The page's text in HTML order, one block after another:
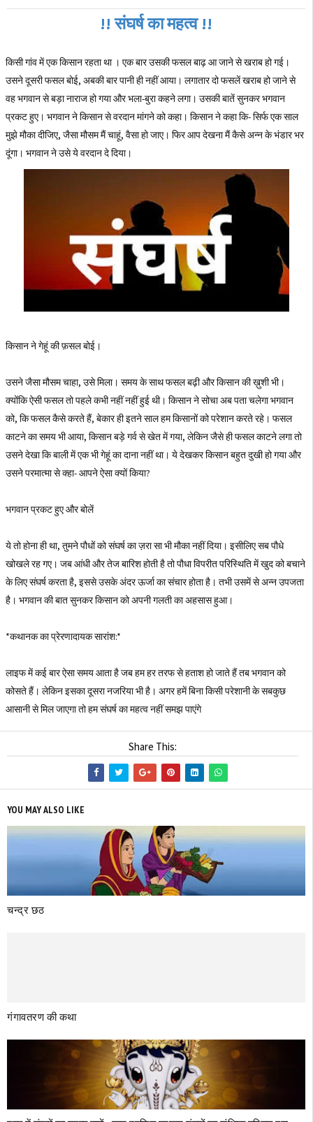
!! संघर्ष का महत्व !!
किसी गांव में एक किसान रहता था । एक बार उसकी फसल बाढ़ आ जाने से खराब हो गई।
उसने दूसरी फसल बोई, अबकी बार पानी ही नहीं आया। लगातार दो फसलें खराब हो जाने से
वह भगवान से बड़ा नाराज हो गया और भला-बुरा कहने लगा। उसकी बातें सुनकर भगवान
प्रकट हुए। भगवान ने किसान से वरदान मांगने को कहा। किसान ने कहा कि- सिर्फ एक साल
मुझे मौका दीजिए, जैसा मौसम मैं चाहूं, वैसा हो जाए। फिर आप देखना मैं कैसे अन्न के भंडार भर
दूंगा। भगवान ने उसे ये वरदान दे दिया।
किसान ने गेहूं की फ़सल बोई।
उसने जैसा मौसम चाहा, उसे मिला। समय के साथ फसल बढ़ी और किसान की ख़ुशी भी।
क्योंकि ऐसी फसल तो पहले कभी नहीं नहीं हुई थी। किसान ने सोचा अब पता चलेगा भगवान
को, कि फसल कैसे करते हैं, बेकार ही इतने साल हम किसानों को परेशान करते रहे। फसल
काटने का समय भी आया, किसान बड़े गर्व से खेत में गया, लेकिन जैसे ही फसल काटने लगा तो
उसने देखा कि बाली में एक भी गेहूं का दाना नहीं था। ये देखकर किसान बहुत दुखी हो गया और
उसने परमात्मा से क्हा- आपने ऐसा क्यों किया?
भगवान प्रकट हुए और बोलें
ये तो होना ही था, तुमने पौधों को संघर्ष का ज़रा सा भी मौका नहीं दिया। इसीलिए सब पौधे
खोखले रह गए। जब आंधी और तेज बारिश होती है तो पौधा विपरीत परिस्थिति में खुद को बचाने
के लिए संघर्ष करता है, इससे उसके अंदर ऊर्जा का संचार होता है। तभी उसमें से अन्न उपजता
है। भगवान की बात सुनकर किसान को अपनी गलती का अहसास हुआ।
*कथानक का प्रेरणादायक सारांश:*
लाइफ में कई बार ऐसा समय आता है जब हम हर तरफ से हताश हो जाते हैं तब भगवान को
कोसते हैं। लेकिन इसका दूसरा नजरिया भी है। अगर हमें बिना किसी परेशानी के सबकुछ
आसानी से मिल जाएगा तो हम संघर्ष का महत्व नहीं समझ पाएंगे
Share This:
YOU MAY ALSO LIKE
चन्द्र छठ
गंगावतरण की कथा